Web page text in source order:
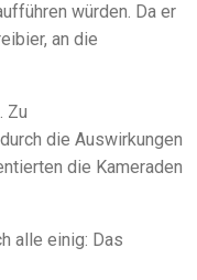
würden. Da er
an die
Zu
die Auswirkungen
die Kameraden
alle einig: Das